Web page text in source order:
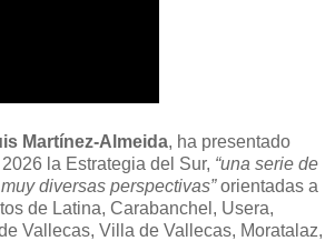
Martínez-Almeida, ha presentado
la Estrategia del Sur, “una serie de
diversas perspectivas”orientadas a
de Latina, Carabanchel, Usera,
Vallecas, Villa de Vallecas, Moratalaz,